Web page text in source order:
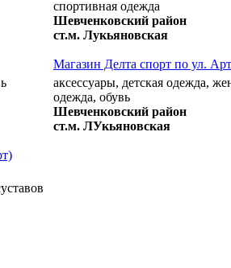
спортивная одежда
Шевченковский район
ст.м. Лукьяновская
Магазин Делта спорт по ул.
аксессуары, детская одежда,
одежда, обувь
Шевченковский район
ст.м. ЛУкьяновская